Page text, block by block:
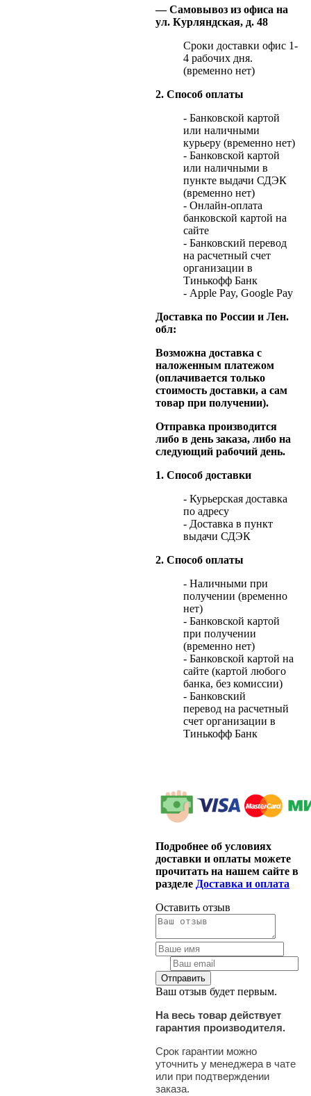
— Самовывоз из офиса на
ул. Курляндская, д. 48
Сроки доставки офис 1-
4 рабочих дня.
(временно нет)
2. Способ оплаты
- Банковской картой
или наличными
курьеру (временно нет)
- Банковской картой
или наличными в
пункте выдачи СДЭК
(временно нет)
- Онлайн-оплата
банковской картой на
сайте
- Банковский перевод
на расчетный счет
организации в
Тинькофф Банк
- Apple Pay, Google Pay
Доставка по России и Лен.
обл:
Возможна доставка с
наложенным платежом
(оплачивается только
стоимость доставки, а сам
товар при получении).
Отправка производится
либо в день заказа, либо на
следующий рабочий день.
1. Способ доставки
- Курьерская доставка
по адресу
- Доставка в пункт
выдачи СДЭК
2. Способ оплаты
- Наличными при
получении (временно
нет)
- Банковской картой
при получении
(временно нет)
- Банковской картой на
сайте (картой любого
банка, без комиссии)
- Банковский
перевод на расчетный
счет организации в
Тинькофф Банк
Подробнее об условиях
доставки и оплаты можете
прочитать на нашем сайте в
разделе Доставка и оплата
Оставить отзыв
Ваш отзыв будет первым.
На весь товар действует
гарантия производителя.
Срок гарантии можно
уточнить у менеджера в чате
или при подтверждении
заказа.